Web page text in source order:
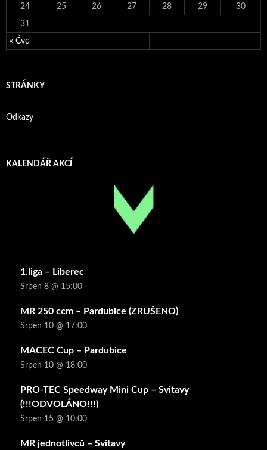
« Čvc
24 25 26 27 28 29 30
31
STRÁNKY
Odkazy
KALENDÁŘ AKCÍ
1.liga – Liberec
Srpen 8 @ 15:00
MR 250 ccm – Pardubice (ZRUŠENO)
Srpen 10 @ 17:00
MACEC Cup – Pardubice
Srpen 10 @ 18:00
PRO-TEC Speedway Mini Cup – Svitavy
(!!!ODVOLÁNO!!!)
Srpen 15 @ 10:00
MR jednotlivců – Svitavy